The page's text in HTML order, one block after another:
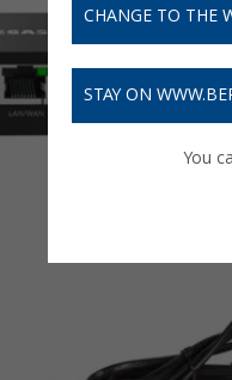
CHANGE TO THE
STAY ON
You